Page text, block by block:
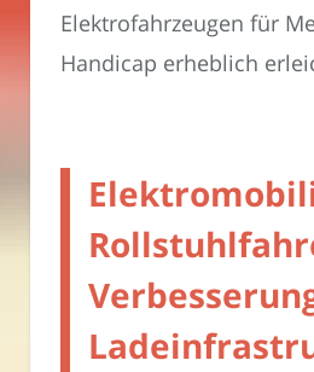
Elektrofahrzeugen für
Handicap erheblich